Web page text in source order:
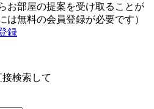
お部屋の提案を受け取ることが
は無料の会員登録が必要です）
録
検索して